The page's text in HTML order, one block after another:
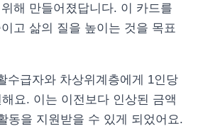
해 만들어졌답니다. 이 카드를
고 삶의 질을 높이는 것을 목표
수급자와 차상위계층에게 1인당
요. 이는 이전보다 인상된 금액
동을 지원받을 수 있게 되었어요.